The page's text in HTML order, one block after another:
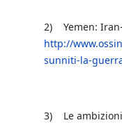
2) Yemen:
http://
sunniti-la-
3) Le